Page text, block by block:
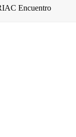
Encuentro